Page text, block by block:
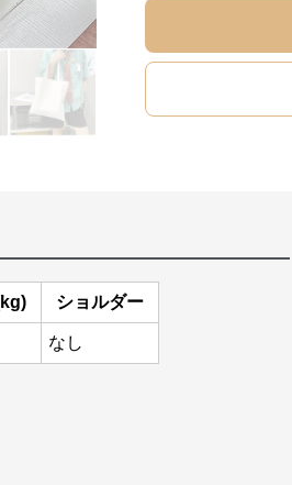
ショルダー
なし